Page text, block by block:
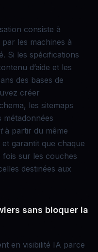
consiste à
les machines à
Si les spécifications
d’aide et les
des bases de
créer
les sitemaps
métadonnées
à partir du même
garantit que chaque
fois sur les couches
destinées aux
sans bloquer la
en visibilité IA parce